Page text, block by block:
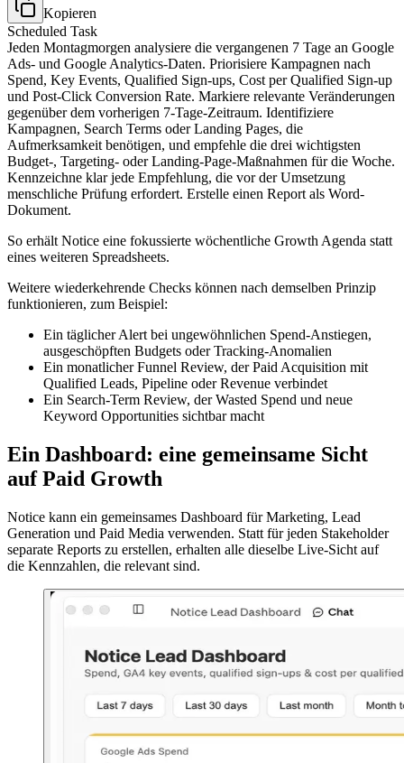
Kopieren
Scheduled Task
Jeden Montagmorgen analysiere die vergangenen 7 Tage an Google
Ads- und Google Analytics-Daten. Priorisiere Kampagnen nach
Spend, Key Events, Qualified Sign-ups, Cost per Qualified Sign-up
und Post-Click Conversion Rate. Markiere relevante Veränderungen
gegenüber dem vorherigen 7-Tage-Zeitraum. Identifiziere
Kampagnen, Search Terms oder Landing Pages, die
Aufmerksamkeit benötigen, und empfehle die drei wichtigsten
Budget-, Targeting- oder Landing-Page-Maßnahmen für die Woche.
Kennzeichne klar jede Empfehlung, die vor der Umsetzung
menschliche Prüfung erfordert. Erstelle einen Report als Word-
Dokument.
So erhält Notice eine fokussierte wöchentliche Growth Agenda statt
eines weiteren Spreadsheets.
Weitere wiederkehrende Checks können nach demselben Prinzip
funktionieren, zum Beispiel:
Ein täglicher Alert bei ungewöhnlichen Spend-Anstiegen,
ausgeschöpften Budgets oder Tracking-Anomalien
Ein monatlicher Funnel Review, der Paid Acquisition mit
Qualified Leads, Pipeline oder Revenue verbindet
Ein Search-Term Review, der Wasted Spend und neue
Keyword Opportunities sichtbar macht
Ein Dashboard: eine gemeinsame Sicht
auf Paid Growth
Notice kann ein gemeinsames Dashboard für Marketing, Lead
Generation und Paid Media verwenden. Statt für jeden Stakeholder
separate Reports zu erstellen, erhalten alle dieselbe Live-Sicht auf
die Kennzahlen, die relevant sind.